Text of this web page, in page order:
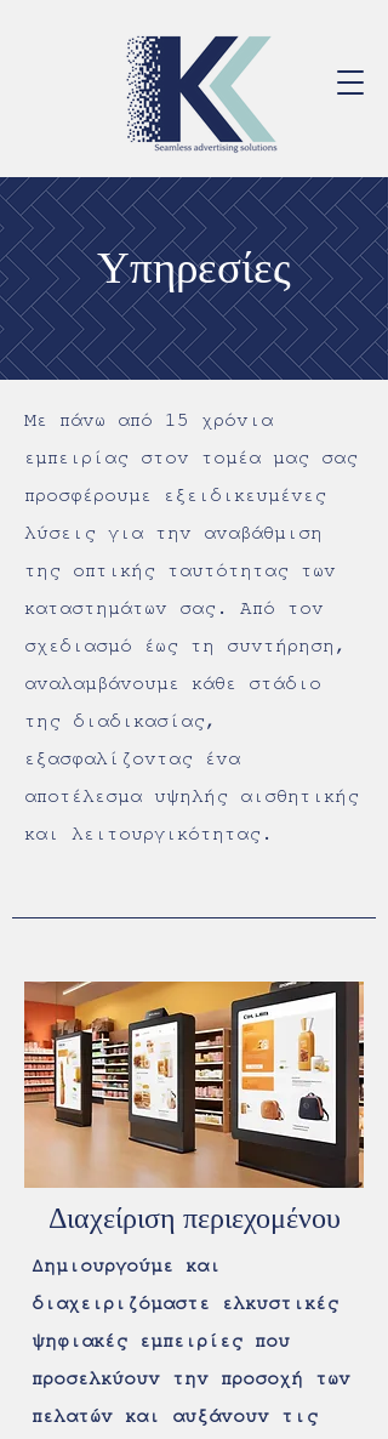
Υπηρεσίες
Με πάνω από 15 χρόνια
εμπειρίας στον τομέα μας σας
προσφέρουμε εξειδικευμένες
λύσεις για την αναβάθμιση
της οπτικής ταυτότητας των
καταστημάτων σας. Από τον
σχεδιασμό έως τη συντήρηση,
αναλαμβάνουμε κάθε στάδιο
της διαδικασίας,
εξασφαλίζοντας ένα
αποτέλεσμα υψηλής αισθητικής
και λειτουργικότητας.
Διαχείριση περιεχομένου
Δημιουργούμε και
διαχειριζόμαστε ελκυστικές
ψηφιακές εμπειρίες που
προσελκύουν την προσοχή των
πελατών και αυξάνουν τις